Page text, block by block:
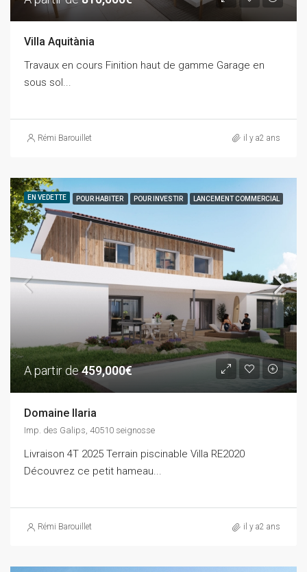
Villa Aquitània
Travaux en cours Finition haut de gamme Garage en
sous sol...
Rémi Barouillet il y a2 ans
EN VEDETTE POUR HABITER POUR INVESTIR LANCEMENT COMMERCIAL
A partir de459,000€
Domaine Ilaria
Imp. des Galips, 40510 seignosse
Livraison 4T 2025 Terrain piscinable Villa RE2020
Découvrez ce petit hameau...
Rémi Barouillet il y a2 ans